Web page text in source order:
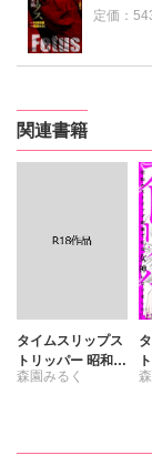
定価：
関連書籍
タイムスリップス
トリッパー 昭和の
ストリップ劇場で
森園みるく